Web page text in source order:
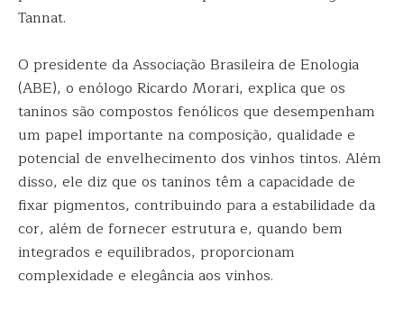
Tannat.
O presidente da Associação Brasileira de Enologia
(ABE), o enólogo Ricardo Morari, explica que os
taninos são compostos fenólicos que desempenham
um papel importante na composição, qualidade e
potencial de envelhecimento dos vinhos tintos. Além
disso, ele diz que os taninos têm a capacidade de
fixar pigmentos, contribuindo para a estabilidade da
cor, além de fornecer estrutura e, quando bem
integrados e equilibrados, proporcionam
complexidade e elegância aos vinhos.